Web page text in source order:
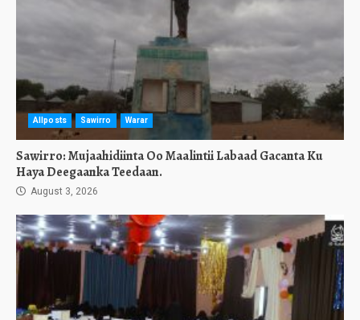
Allposts Sawirro Warar
Sawirro: Mujaahidiinta Oo Maalintii Labaad Gacanta Ku
Haya Deegaanka Teedaan.
August 3, 2026